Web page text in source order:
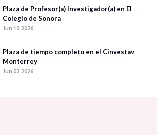
Plaza de Profesor(a) Investigador(a) en El
Colegio de Sonora
Jun 10, 2026
Plaza de tiempo completo en el Cinvestav
Monterrey
Jun 03, 2026